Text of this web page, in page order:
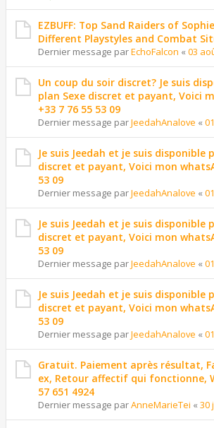
EZBUFF: Top Sand Raiders of
Different Playstyles and Combat
Dernier message parEchoFalcon « 03
Un coup du soir discret? Je suis
plan Sexe discret et payant, Voici
+33 7 76 55 53 09
Dernier message parJeedahAnalove «
Je suis Jeedah et je suis disponible
discret et payant, Voici mon
53 09
Dernier message parJeedahAnalove «
Je suis Jeedah et je suis disponible
discret et payant, Voici mon
53 09
Dernier message parJeedahAnalove «
Je suis Jeedah et je suis disponible
discret et payant, Voici mon
53 09
Dernier message parJeedahAnalove «
Gratuit. Paiement après résultat,
ex, Retour affectif qui fonctionne,
57 651 4924
Dernier message parAnneMarieTei « 30